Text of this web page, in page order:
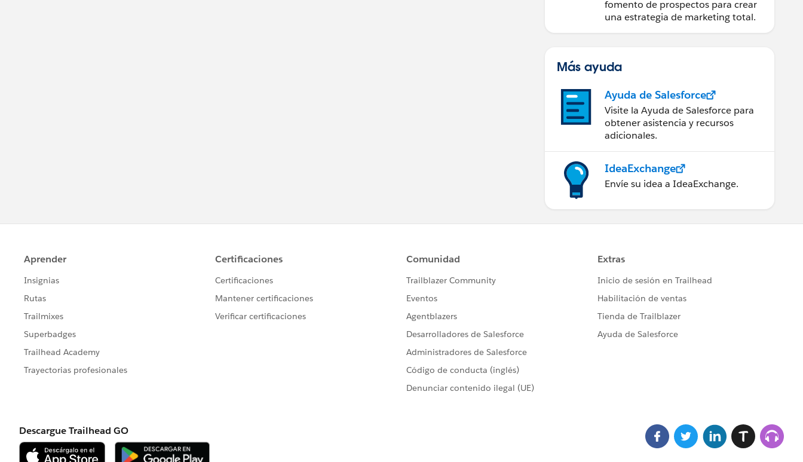
marketing con
Marketing Cloud
Account
fomento de prospectos para crear
una estrategia de marketing total.
Más ayuda
Ayuda de Salesforce
Visite la Ayuda de Salesforce para
obtener asistencia y recursos
adicionales.
IdeaExchange
Envíe su idea a IdeaExchange.